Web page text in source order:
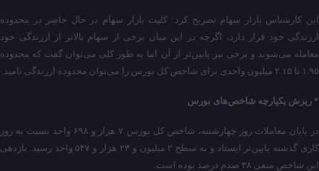
این کارشناس بازار سهام تصریح کرد: کلیت بازار سهام در حال حاضر در محدوده
ارزندگی خود قرار دارد، اگرچه در این میان برخی از سهام بالاتر از ارزندگی خود
معامله می‌شوند و برخی نیز پایین‌تر از آن اما به طور کلی می‌توان گفت که محدوده
۱.۹۵ تا ۲.۱۵ میلیون واحدی برای شاخص کل بورس را می‌توان محدوده ارزندگی نامید.
* ریزش یکپارچه شاخص‌های بورس
در پایان معاملات روز چهارشنبه، شاخص کل بورس ۷ هزار و ۶۹۸ واحد نسبت به روز
کاری گذشته پایین‌تر ایستاد و به سطح ۲ میلیون و ۲۳ هزار و ۵۴۷ واحد رسید. بازدهی
این شاخص منفی ۳۸ صدم درصد بوده است.